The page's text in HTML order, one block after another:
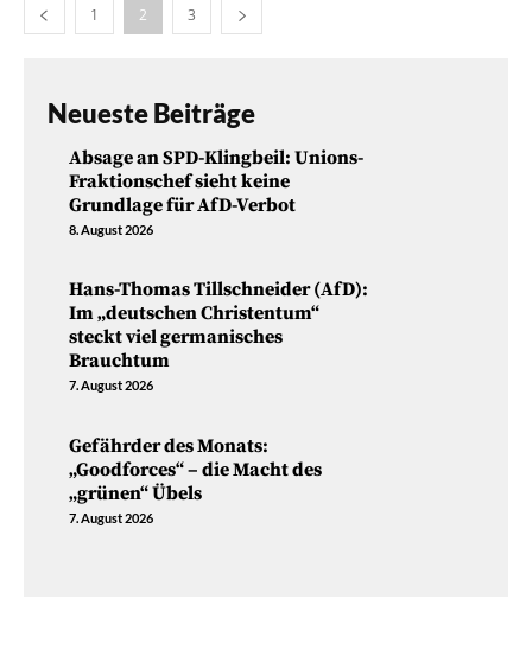
1 2 3
Neueste Beiträge
Absage an SPD-Klingbeil: Unions-
Fraktionschef sieht keine
Grundlage für AfD-Verbot
8. August 2026
Hans-Thomas Tillschneider (AfD):
Im „deutschen Christentum“
steckt viel germanisches
Brauchtum
7. August 2026
Gefährder des Monats:
„Goodforces“ – die Macht des
„grünen“ Übels
7. August 2026